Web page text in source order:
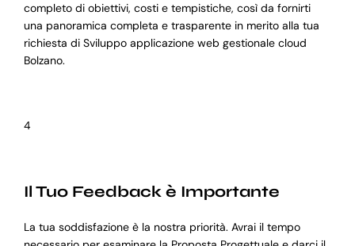
completo di obiettivi, costi e tempistiche, così da fornirti
una panoramica completa e trasparente in merito alla tua
richiesta di Sviluppo applicazione web gestionale cloud
Bolzano.
4
Il Tuo Feedback è Importante
La tua soddisfazione è la nostra priorità. Avrai il tempo